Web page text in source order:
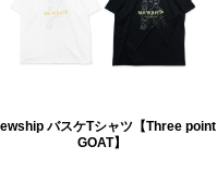
バスケTシャツ【Three point
GOAT】